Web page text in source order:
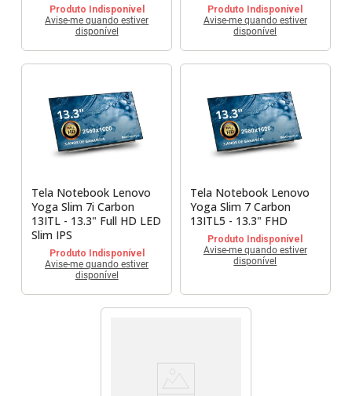
Produto Indisponível
Avise-me quando estiver
disponível
Produto Indisponível
Avise-me quando estiver
disponível
Tela Notebook Lenovo
Yoga Slim 7i Carbon
13ITL - 13.3" Full HD LED
Slim IPS
Produto Indisponível
Avise-me quando estiver
disponível
Tela Notebook Lenovo
Yoga Slim 7 Carbon
13ITL5 - 13.3" FHD
Produto Indisponível
Avise-me quando estiver
disponível